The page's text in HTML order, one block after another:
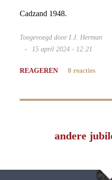
Cadzand 1948.
Toegevoegd door I.J. Herman
15 april 2024 - 12:21
REAGEREN 0 reacties
andere